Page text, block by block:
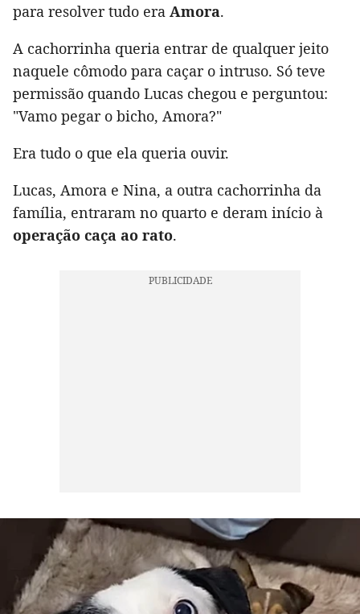
para resolver tudo era Amora.
A cachorrinha queria entrar de qualquer jeito
naquele cômodo para caçar o intruso. Só teve
permissão quando Lucas chegou e perguntou:
"Vamo pegar o bicho, Amora?"
Era tudo o que ela queria ouvir.
Lucas, Amora e Nina, a outra cachorrinha da
família, entraram no quarto e deram início à
operação caça ao rato.